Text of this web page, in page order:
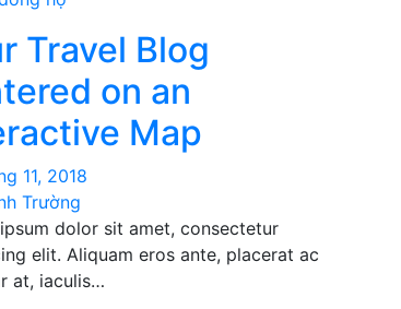
Travel Blog
on an
Map
11, 2018
Trường
dolor sit amet, consectetur
elit. Aliquam eros ante, placerat ac
at, iaculis…